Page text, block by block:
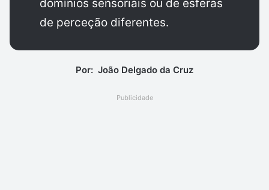
domínios sensoriais ou de esferas
de perceção diferentes.
Por: João Delgado da Cruz
Publicidade